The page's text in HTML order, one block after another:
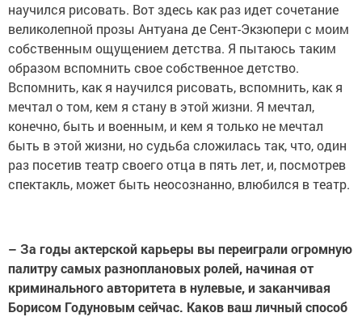
научился рисовать. Вот здесь как раз идет сочетание
великолепной прозы Антуана де Сент-Экзюпери с моим
собственным ощущением детства. Я пытаюсь таким
образом вспомнить свое собственное детство.
Вспомнить, как я научился рисовать, вспомнить, как я
мечтал о том, кем я стану в этой жизни. Я мечтал,
конечно, быть и военным, и кем я только не мечтал
быть в этой жизни, но судьба сложилась так, что, один
раз посетив театр своего отца в пять лет, и, посмотрев
спектакль, может быть неосознанно, влюбился в театр.
– За годы актерской карьеры вы переиграли огромную
палитру самых разноплановых ролей, начиная от
криминального авторитета в нулевые, и заканчивая
Борисом Годуновым сейчас. Каков ваш личный способ